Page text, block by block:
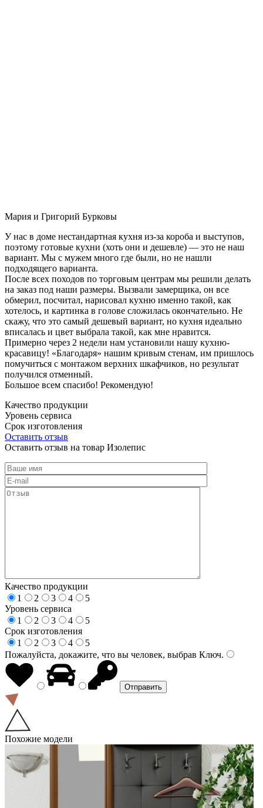
Мария и Григорий Бурковы
У нас в доме нестандартная кухня из-за короба и выступов,
поэтому готовые кухни (хоть они и дешевле) — это не наш
вариант. Мы с мужем много где были, но не нашли
подходящего варианта.
После всех походов по торговым центрам мы решили делать
на заказ под наши размеры. Вызвали замерщика, он все
обмерил, посчитал, нарисовал кухню именно такой, как
хотелось, и картинка в голове сложилась окончательно. Не
скажу, что это самый дешевый вариант, но кухня идеально
вписалась и цвет выбрала такой, как мне нравится.
Примерно через 2 недели нам установили нашу кухню-
красавицу! «Благодаря» нашим кривым стенам, им пришлось
помучиться с монтажом верхних шкафчиков, но результат
получился отменный.
Большое всем спасибо! Рекомендую!
Качество продукции
Уровень сервиса
Срок изготовления
Оставить отзыв
Оставить отзыв на товар Изолепис
Качество продукции
1
2 3 4
5
Уровень сервиса
1
2 3 4
5
Срок изготовления
1
2 3 4
5
Пожалуйста, докажите, что вы человек, выбрав Ключ.
Похожие модели